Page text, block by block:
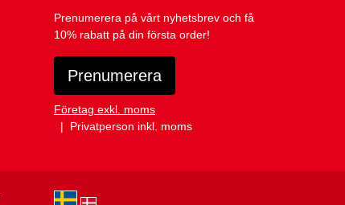
Prenumerera på vårt nyhetsbrev och få
10% rabatt på din första order!
Prenumerera
Företag exkl. moms
Privatperson inkl. moms